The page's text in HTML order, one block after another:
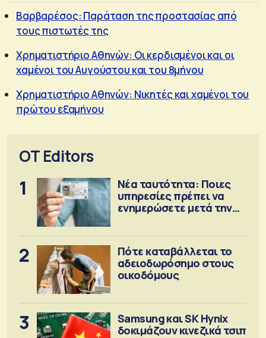
Βαρβαρέσος: Παράταση της προστασίας από
τους πιστωτές της
Χρηματιστήριο Αθηνών: Οι κερδισμένοι και οι
χαμένοι του Αυγούστου και του 8μήνου
Χρηματιστήριο Αθηνών: Νικητές και χαμένοι του
πρώτου εξαμήνου
OT Editors
1
Νέα ταυτότητα: Ποιες
υπηρεσίες πρέπει να
ενημερώσετε μετά την
2
Πότε καταβάλλεται το
αδειοδωρόσημο στους
οικοδόμους
3
Samsung και SK Hynix
δοκιμάζουν κινεζικά τσιπ